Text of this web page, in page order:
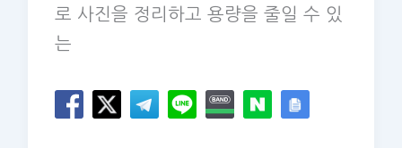
로 사진을 정리하고 용량을 줄일 수 있
는